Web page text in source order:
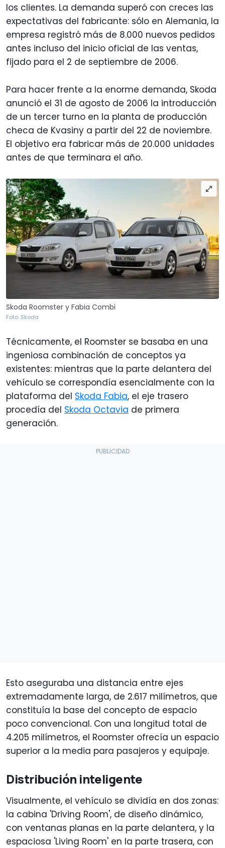
los clientes. La demanda superó con creces las
expectativas del fabricante: sólo en Alemania, la
empresa registró más de 8.000 nuevos pedidos
antes incluso del inicio oficial de las ventas,
fijado para el 2 de septiembre de 2006.
Para hacer frente a la enorme demanda, Skoda
anunció el 31 de agosto de 2006 la introducción
de un tercer turno en la planta de producción
checa de Kvasiny a partir del 22 de noviembre.
El objetivo era fabricar más de 20.000 unidades
antes de que terminara el año.
Skoda Roomster y Fabia Combi
Foto: Skoda
Técnicamente, el Roomster se basaba en una
ingeniosa combinación de conceptos ya
existentes: mientras que la parte delantera del
vehículo se correspondía esencialmente con la
plataforma del Skoda Fabia, el eje trasero
procedía del Skoda Octavia de primera
generación.
Esto aseguraba una distancia entre ejes
extremadamente larga, de 2.617 milímetros, que
constituía la base del concepto de espacio
poco convencional. Con una longitud total de
4.205 milímetros, el Roomster ofrecía un espacio
superior a la media para pasajeros y equipaje.
Distribución inteligente
Visualmente, el vehículo se dividía en dos zonas:
la cabina 'Driving Room', de diseño dinámico,
con ventanas planas en la parte delantera, y la
espaciosa 'Living Room' en la parte trasera, con